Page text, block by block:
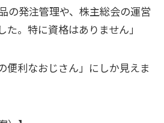
の発注管理や、株主総会の運営
。特に資格はありません」
便利なおじさん」にしか見えま